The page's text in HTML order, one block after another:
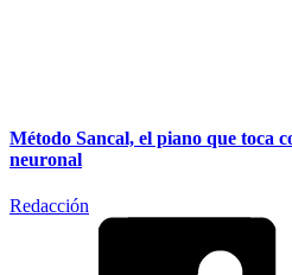
Método Sancal, el piano que toca
neuronal
Redacción